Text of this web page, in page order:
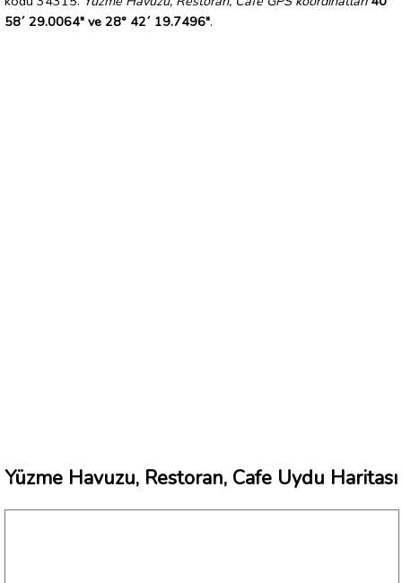
58´ 29.0064" ve 28° 42´ 19.7496".
Yüzme Havuzu, Restoran, Cafe Uydu Haritası